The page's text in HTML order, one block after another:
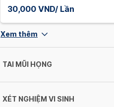
30,000 VND/ Lần
Xem thêm
TAI MŨI HỌNG
Lấy dị vật tai + làm thuốc tai
XÉT NGHIỆM VI SINH